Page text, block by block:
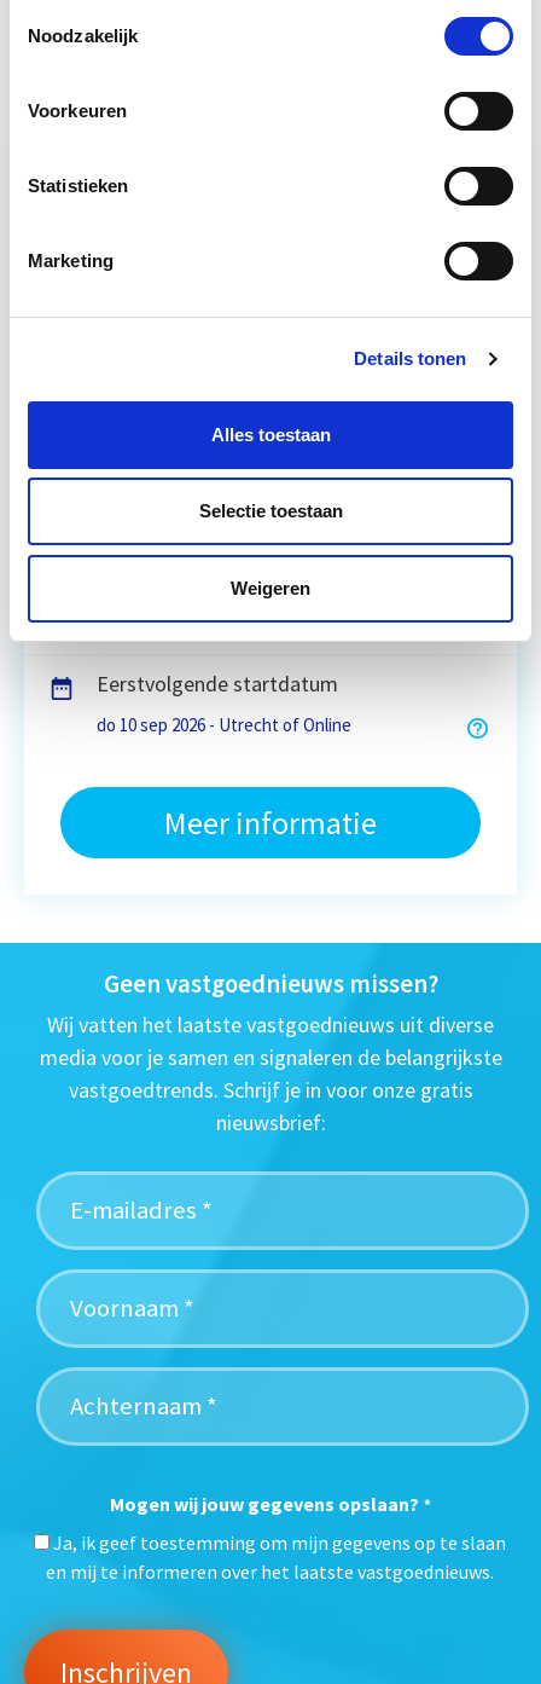
Noodzakelijk
Voorkeuren
Statistieken
Marketing
Details tonen
Alles toestaan
Selectie toestaan
Weigeren
Circulair Bouwen Start do 24 sep
vastgoedprojecten te realiseren en/of te
Utrecht en/of online
4 - 8 uur per week
Eerstvolgende startdatum
do 10 sep 2026 - Utrecht of Online
Meer informatie
Geen vastgoednieuws missen?
Wij vatten het laatste vastgoednieuws uit diverse
media voor je samen en signaleren de belangrijkste
vastgoedtrends. Schrijf je in voor onze gratis
nieuwsbrief:
Mogen wij jouw gegevens opslaan? *
Ja, ik geef toestemming om mijn gegevens op te slaan
en mij te informeren over het laatste vastgoednieuws.